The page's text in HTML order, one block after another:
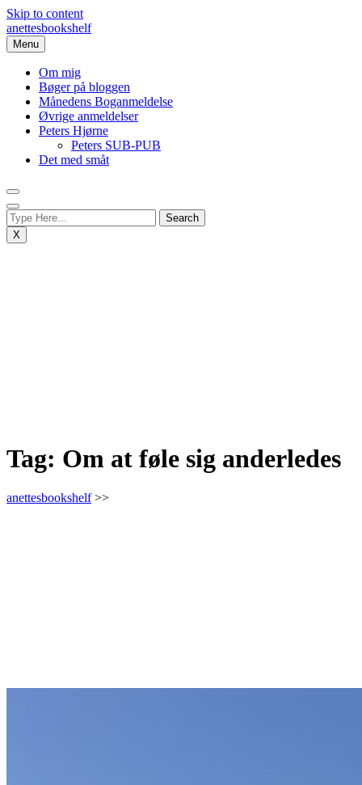
Skip to content
anettesbookshelf
Menu
Om mig
Bøger på bloggen
Månedens Boganmeldelse
Øvrige anmeldelser
Peters Hjørne
Peters SUB-PUB
Det med småt
X
Tag: Om at føle sig anderledes
anettesbookshelf>>